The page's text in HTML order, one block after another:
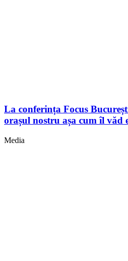
La conferința Focus
orașul nostru așa cum îl văd
Media